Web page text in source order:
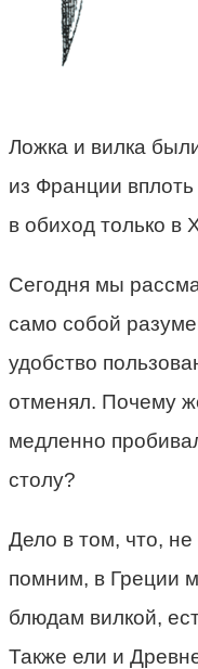
Ложка и вилка
из Франции
в обиход только в
Сегодня мы
само собой
удобство
отменял. Почему
медленно
столу?
Дело в том, что,
помним, в Греции
блюдам вилкой,
Также ели и